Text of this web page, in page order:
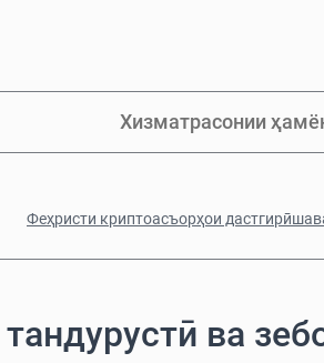
Хизматрасонии
Феҳристи криптоасъорҳои
ва